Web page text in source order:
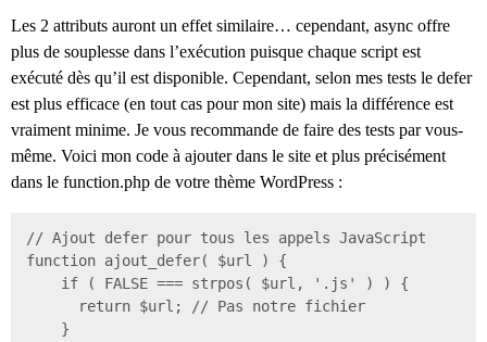
Les 2 attributs auront un effet similaire… cependant, async offre
plus de souplesse dans l’exécution puisque chaque script est
exécuté dès qu’il est disponible. Cependant, selon mes tests le defer
est plus efficace (en tout cas pour mon site) mais la différence est
vraiment minime. Je vous recommande de faire des tests par vous-
même. Voici mon code à ajouter dans le site et plus précisément
dans le function.php de votre thème WordPress :
// Ajout defer pour tous les appels JavaScript
function ajout_defer( $url ) {
    if ( FALSE === strpos( $url, '.js' ) ) {
      return $url; // Pas notre fichier
    }